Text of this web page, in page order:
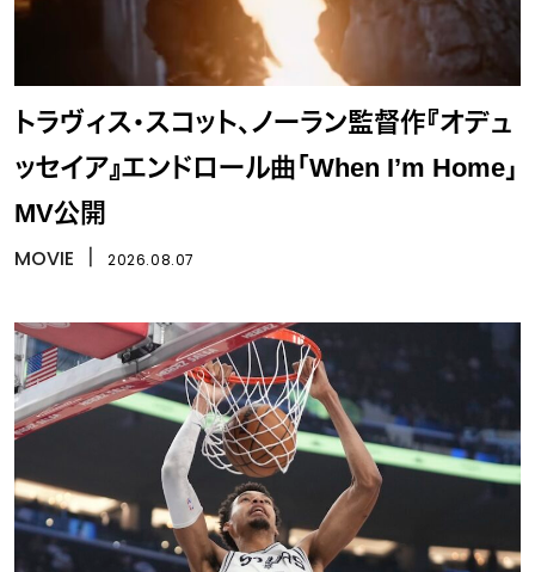
トラヴィス・スコット、ノーラン監督作『オデュ
ッセイア』エンドロール曲「When I’m Home」
MV公開
MOVIE 2026.08.07